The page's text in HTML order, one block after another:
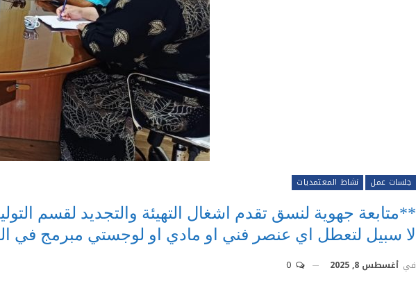
جلسات عمل نشاط المعتمديات
**متابعة جهوية لنسق تقدم اشغال التهيئة والتجديد لقسم
لا سبيل لتعطل اي عنصر فني او مادي او لوجستي مبرمج في
في أغسطس 8, 2025